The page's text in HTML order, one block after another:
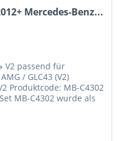
Mercedes-Benz...
V2 passend für
/ GLC43 (V2)
Produktcode: MB-C4302
MB-C4302 wurde als